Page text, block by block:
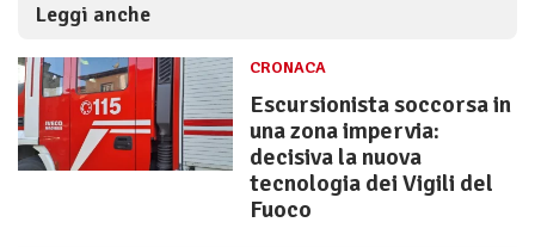
Leggi anche
CRONACA
Escursionista soccorsa in
una zona impervia:
decisiva la nuova
tecnologia dei Vigili del
Fuoco